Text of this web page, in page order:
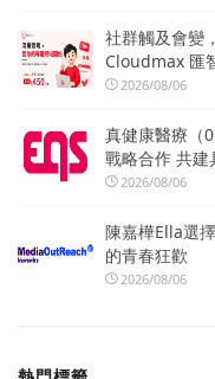
社群觸及會變
Cloudmax 匯
2026/08/06
真健康醫療（
戰略合作 共建
2026/08/06
陳嘉樺Ella選
的青春狂歡
2026/08/06